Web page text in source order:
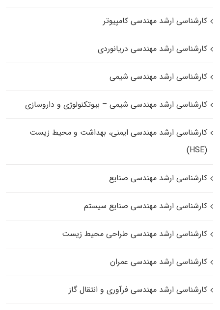
کارشناسی ارشد مهندسی کامپیوتر
کارشناسی ارشد مهندسی دریانوردی
کارشناسی ارشد مهندسی شیمی
کارشناسی ارشد مهندسی شیمی – بیوتکنولوژی و داروسازی
کارشناسی ارشد مهندسی ایمنی، بهداشت و محیط زیست
(HSE)
کارشناسی ارشد مهندسی صنایع
کارشناسی ارشد مهندسی صنایع سیستم
کارشناسی ارشد مهندسی طراحی محیط زیست
کارشناسی ارشد مهندسی عمران
کارشناسی ارشد مهندسی فرآوری و انتقال گاز